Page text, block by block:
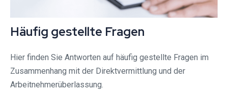
Häufig gestellte Fragen
Hier finden Sie Antworten auf häufig gestellte Fragen im
Zusammenhang mit der Direktvermittlung und der
Arbeitnehmerüberlassung.